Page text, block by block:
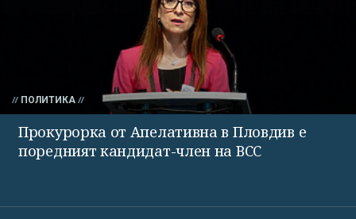
ПОЛИТИКА
Прокурорка от Апелативна в Пловдив е
поредният кандидат-член на ВСС